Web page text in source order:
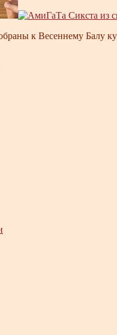
к Весеннему Балу